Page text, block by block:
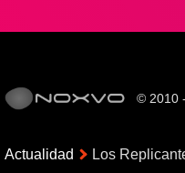
© 2010
Actualidad Los